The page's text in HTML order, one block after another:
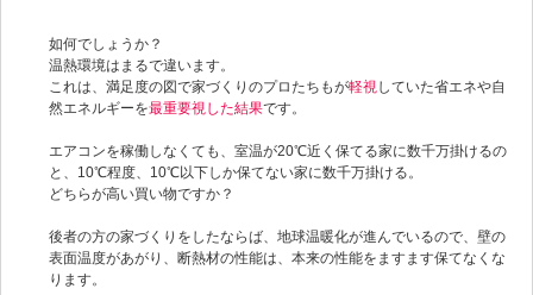
如何でしょうか？
温熱環境はまるで違います。
これは、満足度の図で家づくりのプロたちもが軽視 していた省エネや自
然エネルギーを最重要視した結果です。
エアコンを稼働しなくても、室温が20℃近く保てる家に数千万掛けるの
と、10℃程度、10℃以下しか保てない家に数千万掛ける。
どちらが高い買い物ですか？
後者の方の家づくりをしたならば、地球温暖化が進んでいるので、壁の
表面温度があがり、断熱材の性能は、本来の性能をますます保てなくな
ります。